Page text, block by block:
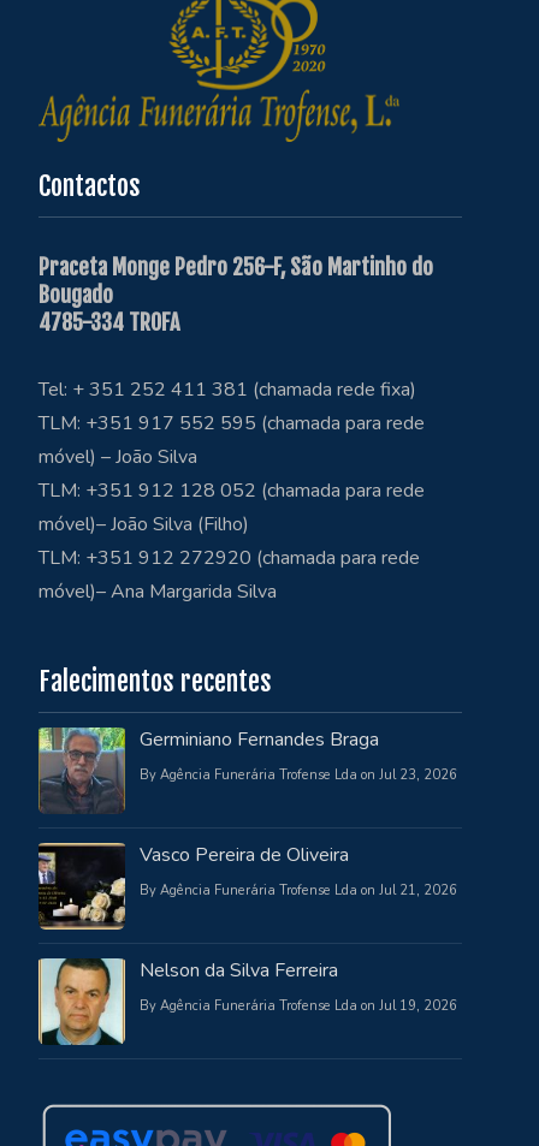
Contactos
Praceta Monge Pedro 256-F, São Martinho do
Bougado
4785-334 TROFA
Tel: + 351 252 411 381 (chamada rede fixa)
TLM: +351 917 552 595 (chamada para rede
móvel) – João Silva
TLM: +351 912 128 052 (chamada para rede
móvel)– João Silva (Filho)
TLM: +351 912 272920 (chamada para rede
móvel)– Ana Margarida Silva
Falecimentos recentes
Germiniano Fernandes Braga
By Agência Funerária Trofense Lda on Jul 23, 2026
Vasco Pereira de Oliveira
By Agência Funerária Trofense Lda on Jul 21, 2026
Nelson da Silva Ferreira
By Agência Funerária Trofense Lda on Jul 19, 2026